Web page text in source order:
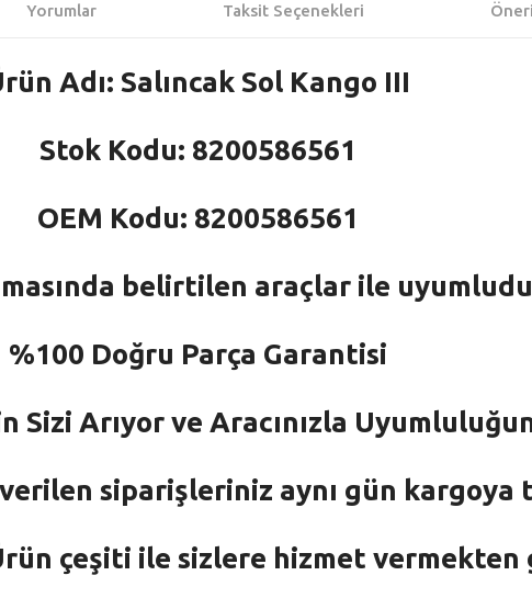
Yorumlar Taksit Seçenekleri
Adı: Salıncak Sol Kango III
Stok Kodu: 8200586561
OEM Kodu: 8200586561
belirtilen araçlar ile
%100 Doğru Parça Garantisi
Sizi Arıyor ve Aracınızla
siparişleriniz aynı gün kargoya
çeşiti ile sizlere hizmet vermekten